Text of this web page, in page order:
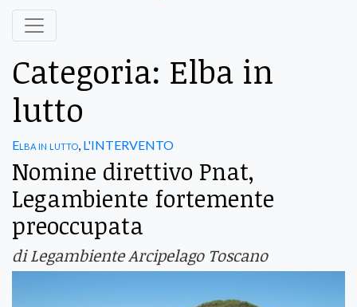
Categoria: Elba in
lutto
Elba in lutto, L'INTERVENTO
Nomine direttivo Pnat,
Legambiente fortemente
preoccupata
di Legambiente Arcipelago Toscano